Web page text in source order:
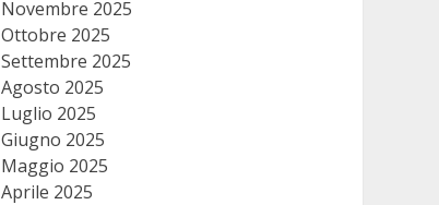
Novembre 2025
Ottobre 2025
Settembre 2025
Agosto 2025
Luglio 2025
Giugno 2025
Maggio 2025
Aprile 2025